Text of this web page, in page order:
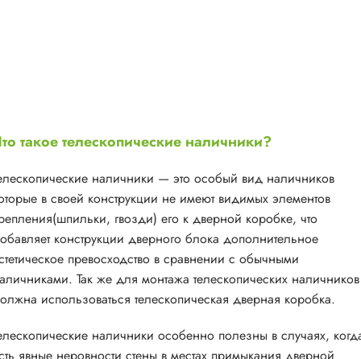
такое телескопические наличники?
наличники — это особый вид наличников
в своей конструкции не имеют видимых элементов
гвозди) его к дверной коробке, что
конструкции дверного блока дополнительное
превосходство в сравнении с обычными
Так же для монтажа телескопических наличников
использоваться телескопическая дверная коробка.
наличники особенно полезны в случаях,